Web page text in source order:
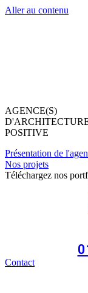
Aller au contenu
AGENCE(S)
POSITIVE
Présentation de
Nos projets
Téléchargez nos
Contact